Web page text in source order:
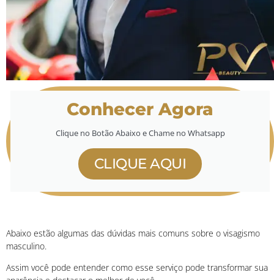
Conhecer Agora
Clique no Botão Abaixo e Chame no Whatsapp
CLIQUE AQUI
Abaixo estão algumas das dúvidas mais comuns sobre o visagismo
masculino.
Assim você pode entender como esse serviço pode transformar sua